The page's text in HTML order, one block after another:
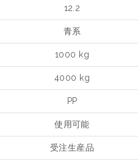
12.2
青系
1000 kg
4000 kg
PP
使用可能
受注生産品